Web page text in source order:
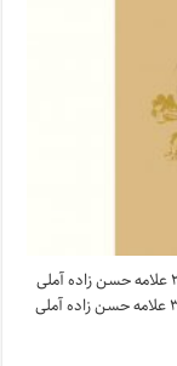
دانلود فایل صوتی دروس شرح الإشارات و التّنبیهات جلد ۲ علامه حسن زاده آملی